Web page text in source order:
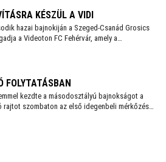
KÉSZÜL A VIDI
hazai bajnokiján a Szeged-Csanád Grosics
a Videoton FC Fehérvár, amely a
vereséget követően szeretne ismét
FOLYTATÁSBAN
kezdte a másodosztályú bajnokságot a
rajtot szombaton az első idegenbeli mérkőzés
még NB I-es Kazincbarcika otthonában.